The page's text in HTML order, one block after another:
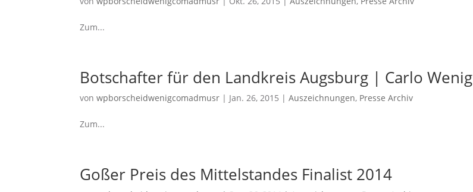
Zum...
Botschafter für den Landkreis Augsburg | Carlo Wenig
vonwpborscheidwenigcomadmusr | Jan. 26, 2015 |Auszeichnungen, Presse Archiv
Zum...
Goßer Preis des Mittelstandes Finalist 2014